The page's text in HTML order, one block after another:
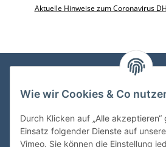
Aktuelle Hinweise zum Coronavirus
VDMedien24.de
Kasernenstraße 6-10
66482 Zweibrücken
Wie wir Cookies & Co
Durch Klicken auf „Alle
Einsatz folgender Dienste auf
Vimeo. Sie können die Einstellung